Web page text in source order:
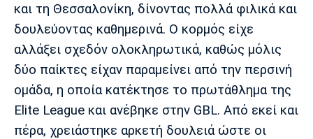
Μπάγερν
και τη Θεσσαλονίκη, δίνοντας πολλά φιλικά και
δουλεύοντας καθημερινά. Ο κορμός είχε
αλλάξει σχεδόν ολοκληρωτικά, καθώς μόλις
δύο παίκτες είχαν παραμείνει από την περσινή
ομάδα, η οποία κατέκτησε το πρωτάθλημα της
Elite League και ανέβηκε στην GBL. Από εκεί και
πέρα, χρειάστηκε αρκετή δουλειά ώστε οι